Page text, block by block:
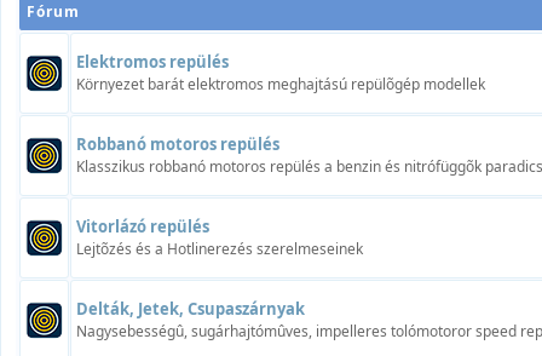
Fórum
Elektromos repülés
Környezet barát elektromos meghajtású repülõgép modellek
Robbanó motoros repülés
Klasszikus robbanó motoros repülés a benzin és nitrófüggõk
Vitorlázó repülés
Lejtõzés és a Hotlinerezés szerelmeseinek
Delták, Jetek, Csupaszárnyak
Nagysebességû, sugárhajtómûves, impelleres tolómotoror speed